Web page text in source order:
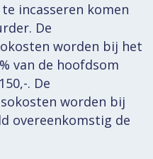
incasseren komen
De
worden bij het
van de hoofdsom
. De
worden bij
overeenkomstig de